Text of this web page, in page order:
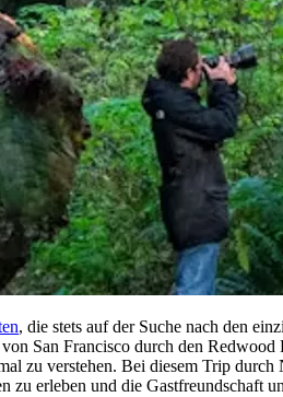
, die stets auf der Suche nach den
San Francisco durch den
zu verstehen. Bei diesem Trip
erleben und die Gastfreundschaft